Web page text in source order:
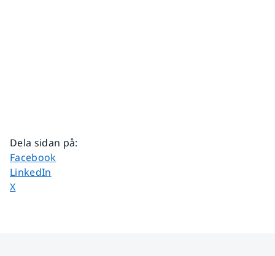
Dela sidan på:
Dela sidan på
Facebook
Dela sidan på
LinkedIn
Dela sidan på
X